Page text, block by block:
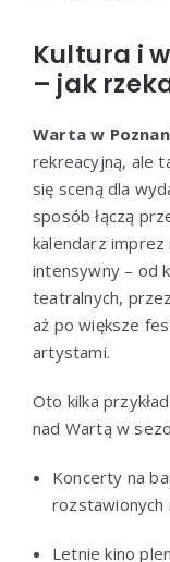
Kultura i
– jak
Warta w
rekreacyjną, ale
się sceną dla
sposób łączą
kalendarz
intensywny – od
teatralnych,
aż po większe
artystami.
Oto kilka
nad Wartą w
Koncerty na
rozstawionych
Letnie kino